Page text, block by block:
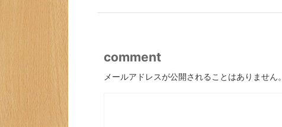
comment
メールアドレスが公開されることはありません。